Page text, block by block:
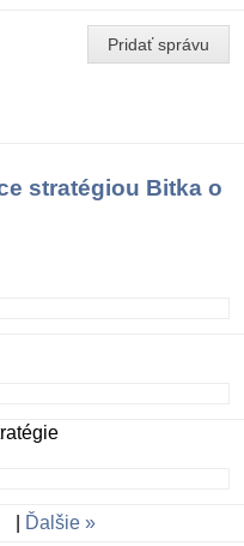
Pridať správu
stratégiou Bitka o
Ďalšie